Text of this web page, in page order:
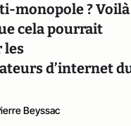
monopole ? Voilà
cela pourrait
les
d’internet
Beyssac